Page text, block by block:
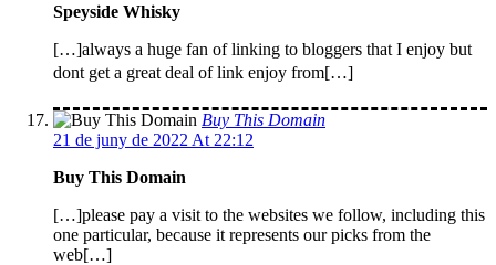
Speyside Whisky
[…]always a huge fan of linking to bloggers that I enjoy but
dont get a great deal of link enjoy from[…]
Buy This Domain
21 de juny de 2022 At 22:12
Buy This Domain
[…]please pay a visit to the websites we follow, including this
one particular, because it represents our picks from the
web[…]